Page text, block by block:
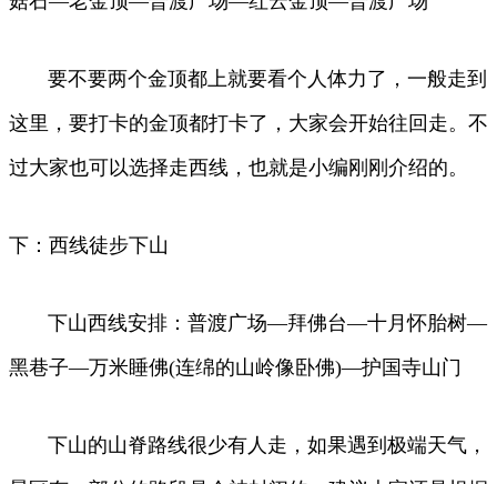
要不要两个金顶都上就要看个人体力了，一般走到
这里，要打卡的金顶都打卡了，大家会开始往回走。不
过大家也可以选择走西线，也就是小编刚刚介绍的。
下：西线徒步下山
下山西线安排：普渡广场—拜佛台—十月怀胎树—
黑巷子—万米睡佛(连绵的山岭像卧佛)—护国寺山门
下山的山脊路线很少有人走，如果遇到极端天气，